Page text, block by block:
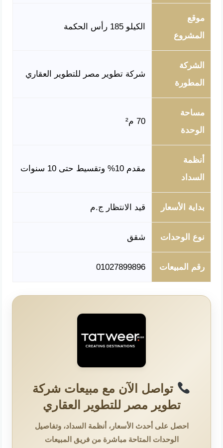
موقع
المشروع
الكيلو 185 رأس الحكمة
الشركة
المطورة
شركة تطوير مصر للتطوير العقاري
مساحة
الوحدة
70 م²
أنظمة
السداد
مقدم 10% وتقسيط حتى 10 سنوات
بداية الأسعار قيد الانتظار ج.م
نوع الوحدات شقق
رقم المبيعات 01027899896
تواصل الآن مع مبيعات شركة
تطوير مصر للتطوير العقاري
احصل على أحدث الأسعار، أنظمة السداد، وتفاصيل
الوحدات المتاحة مباشرة من فريق المبيعات